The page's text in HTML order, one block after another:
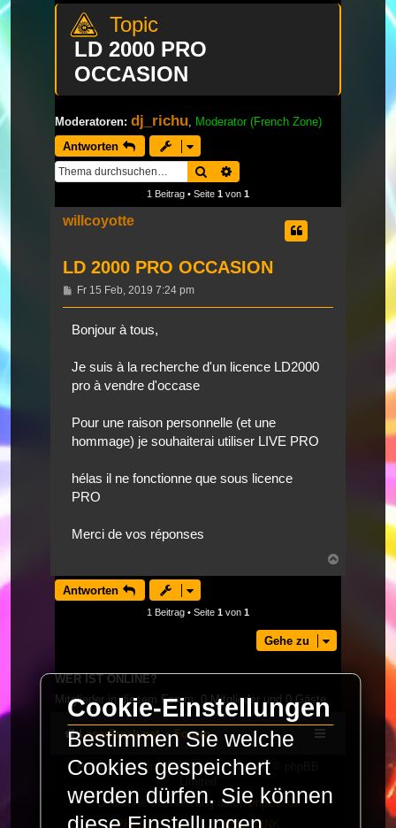
LD 2000 PRO
OCCASION
Moderatoren: dj_richu, Moderator (French Zone)
Antworten
Suche
1 Beitrag • Seite 1 von 1
willcoyotte
LD 2000 PRO OCCASION
Beitrag
Fr 15 Feb, 2019 7:24 pm
Bonjour à tous,
Je suis à la recherche d'un licence LD2000
pro à vendre d'occase
Pour une raison personnelle (et une
hommage) je souhaiterai utiliser LIVE PRO
hélas il ne fonctionne que sous licence
PRO
Merci de vos réponses
Antworten
1 Beitrag • Seite 1 von 1
Gehe zu
WER IST ONLINE?
Mitglieder in diesem Forum: 0 Mitglieder und 0 Gäste
LaserFreak.net Forum
Powered byphpBB® Forum Software © phpBB
Limited
Deutsche Übersetzung durchphpBB.de
PRIVACY_LINK | TERMS_LINK
Cookie-Einstellungen
Bestimmen Sie welche
Cookies gespeichert
werden dürfen. Sie können